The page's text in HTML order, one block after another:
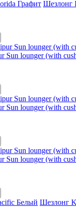
Шезлонг
Sun lounger (with
Sun lounger (with
Sun lounger (with
Шезлонг